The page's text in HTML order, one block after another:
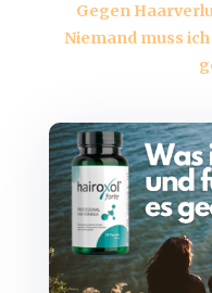
Gegen
Niemand muss